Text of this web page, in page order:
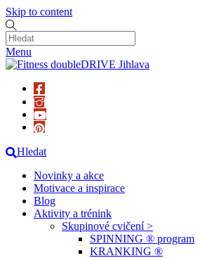
Skip to content
Menu
Hledat
Novinky a akce
Motivace a inspirace
Blog
Aktivity a trénink
Skupinové cvičení >
SPINNING ® program
KRANKING ®